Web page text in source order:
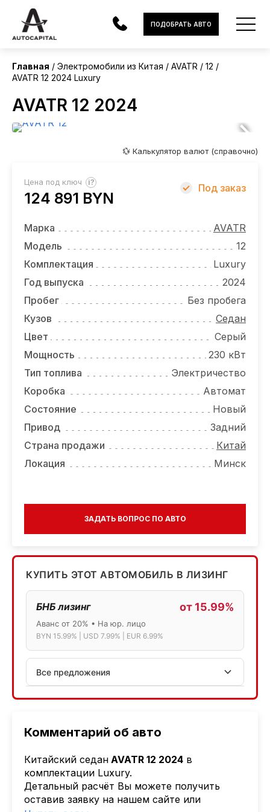
АВТОМОБИЛИ
ЭЛЕКТРОМОБИЛИ
УСЛУГИ
НОВОСТИ
ОТЗЫВЫ
ВАКАНСИИ
О КОМПАНИИ
КОНТАКТЫ
ПОДОБРАТЬ АВТО
Главная Электромобили из Китая AVATR
12
AVATR 12 2024 Luxury
AVATR 12 2024
Китай
Без пробега
Комментарий об авто
Китайский седан AVATR 12 2024 в
комплектации Luxury.
Детальный расчёт Вы можете получить
оставив заявку на нашем сайте или
💱 Калькулятор валют (справочно)
Цена под ключ ?
124 891 BYN
Под заказ
Марка
AVATR
Модель
12
Комплектация
Luxury
Год выпуска
2024
Пробег
Без пробега
Кузов
Седан
Цвет
Серый
Мощность
230 кВт
Тип топлива
Электричество
Коробка
Автомат
Состояние
Новый
Привод
Задний
Страна продажи
Китай
Локация
Минск
ЗАДАТЬ ВОПРОС ПО АВТО
КУПИТЬ ЭТОТ АВТОМОБИЛЬ В ЛИЗИНГ
БНБ лизинг от 15.99%
Аванс от 20% • На юр. лицо
BYN 15.99% | USD 7.99% | EUR 6.99%
Все предложения
АСБ лизинг
Лизинг: BYN 17% | USD 7.99% | EUR 6.99%
Также доступен кредит "Проще простого" 18.9%
Активлизиг